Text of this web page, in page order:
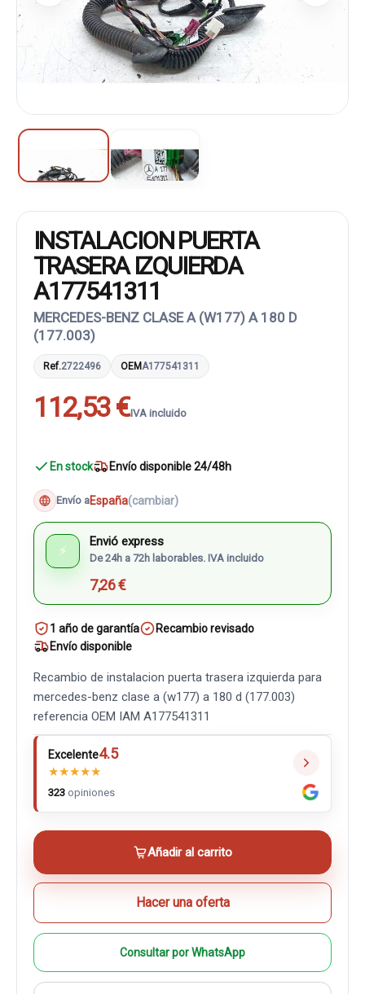
INSTALACION PUERTA
TRASERA IZQUIERDA
A177541311
MERCEDES-BENZ CLASE A (W177) A 180 D
(177.003)
Ref.2722496 OEMA177541311
112,53 €IVA incluido
En stock Envío disponible 24/48h
Envío aEspaña(cambiar)
⚡
Envió express
De 24h a 72h laborables. IVA incluido
7,26 €
1 año de garantía
Recambio revisado
Envío disponible
Recambio de instalacion puerta trasera izquierda para
mercedes-benz clase a (w177) a 180 d (177.003)
referencia OEM IAM A177541311
Excelente4.5
★★★★★
323 opiniones
Añadir al carrito
Hacer una oferta
Consultar por WhatsApp